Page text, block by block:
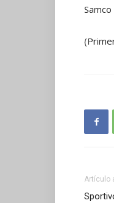
Samco
Artículo